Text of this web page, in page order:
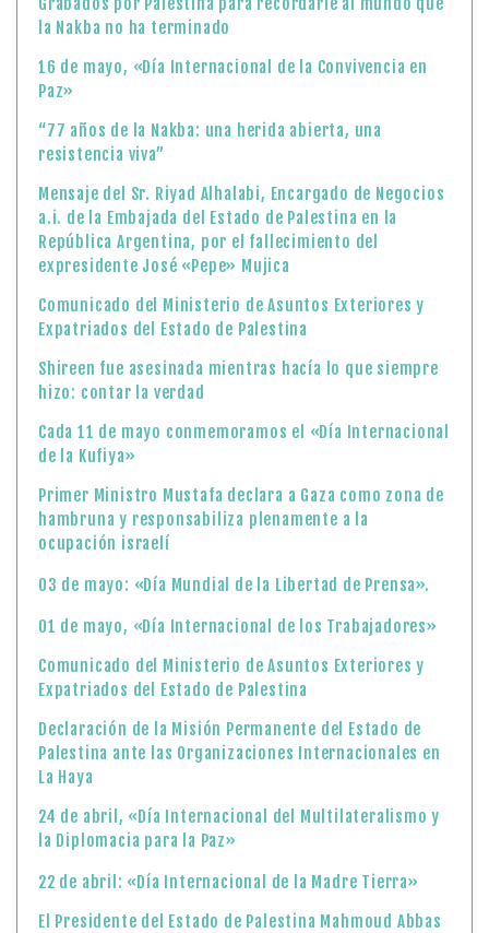
la Nakba no ha terminado
16 de mayo, «Día Internacional de la Convivencia en
Paz»
“77 años de la Nakba: una herida abierta, una
resistencia viva”
Mensaje del Sr. Riyad Alhalabi, Encargado de Negocios
a.i. de la Embajada del Estado de Palestina en la
República Argentina, por el fallecimiento del
expresidente José «Pepe» Mujica
Comunicado del Ministerio de Asuntos Exteriores y
Expatriados del Estado de Palestina
Shireen fue asesinada mientras hacía lo que siempre
hizo: contar la verdad
Cada 11 de mayo conmemoramos el «Día Internacional
de la Kufiya»
Primer Ministro Mustafa declara a Gaza como zona de
hambruna y responsabiliza plenamente a la
ocupación israelí
03 de mayo: «Día Mundial de la Libertad de Prensa».
01 de mayo, «Día Internacional de los Trabajadores»
Comunicado del Ministerio de Asuntos Exteriores y
Expatriados del Estado de Palestina
Declaración de la Misión Permanente del Estado de
Palestina ante las Organizaciones Internacionales en
La Haya
24 de abril, «Día Internacional del Multilateralismo y
la Diplomacia para la Paz»
22 de abril: «Día Internacional de la Madre Tierra»
El Presidente del Estado de Palestina Mahmoud Abbas